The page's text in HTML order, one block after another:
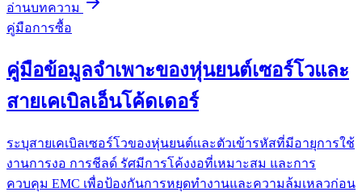
อ่านบทความ
คู่มือการซื้อ
คู่มือข้อมูลจำเพาะของหุ่นยนต์เซอร์โวและ
สายเคเบิลเอ็นโค้ดเดอร์
ระบุสายเคเบิลเซอร์โวของหุ่นยนต์และตัวเข้ารหัสที่มีอายุการใช้
งานการงอ การชีลด์ รัศมีการโค้งงอที่เหมาะสม และการ
ควบคุม EMC เพื่อป้องกันการหยุดทำงานและความล้มเหลวก่อน